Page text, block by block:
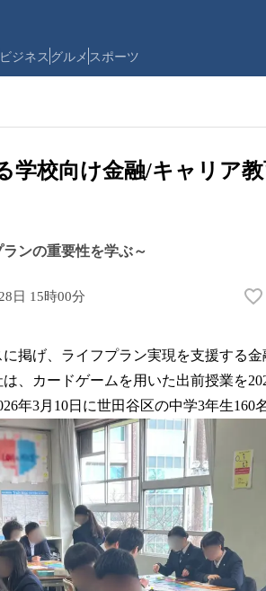
ビジネス グルメ スポーツ
学校向け金融/キャリア
ンの重要性を学ぶ～
日 15時00分
い
を
込
に掲げ、ライフプラン実現を支援する
、カードゲームを用いた出前授業を
年3月10日に世田谷区の中学3年生160